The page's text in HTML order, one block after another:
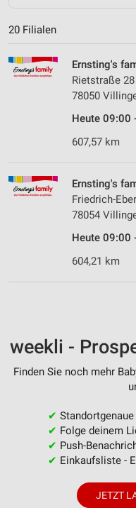
20 Filialen
Ernsting's
Rietstraße 28
78050
Heute 09:00
607,57 km
Ernsting's
Friedrich-
78054
Heute 09:00
604,21 km
weekli -
Finden Sie noch mehr
✔
✔ Folge deinem
✔ Push-
✔ Einkaufsliste -
JETZT